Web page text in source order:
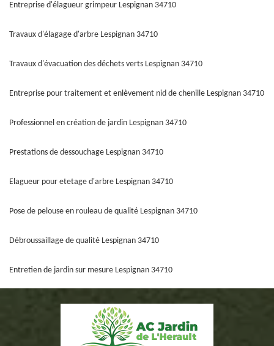
Entreprise d'élagueur grimpeur Lespignan 34710
Travaux d'élagage d'arbre Lespignan 34710
Travaux d'évacuation des déchets verts Lespignan 34710
Entreprise pour traitement et enlèvement nid de chenille Lespignan 34710
Professionnel en création de jardin Lespignan 34710
Prestations de dessouchage Lespignan 34710
Elagueur pour etetage d'arbre Lespignan 34710
Pose de pelouse en rouleau de qualité Lespignan 34710
Débroussaillage de qualité Lespignan 34710
Entretien de jardin sur mesure Lespignan 34710